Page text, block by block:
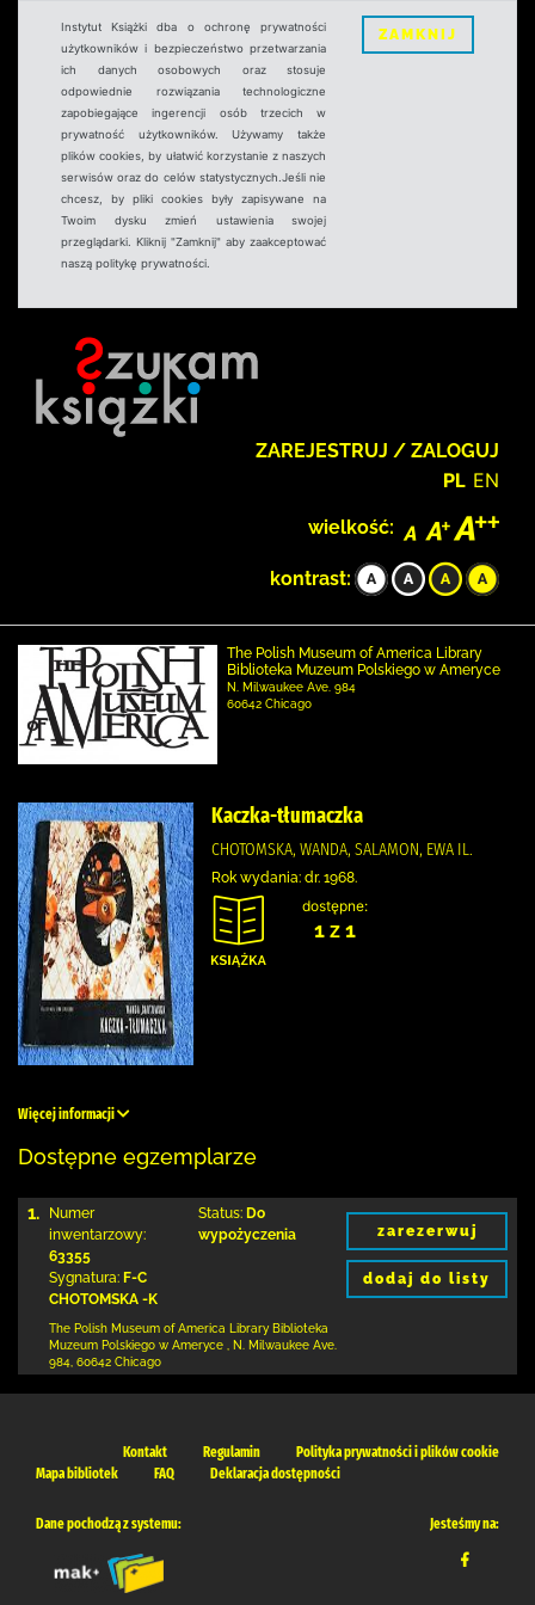
Instytut Książki dba o ochronę prywatności
użytkowników i bezpieczeństwo przetwarzania
ich danych osobowych oraz stosuje
odpowiednie rozwiązania technologiczne
zapobiegające ingerencji osób trzecich w
prywatność użytkowników. Używamy także
plików cookies, by ułatwić korzystanie z naszych
serwisów oraz do celów statystycznych.Jeśli nie
chcesz, by pliki cookies były zapisywane na
Twoim dysku zmień ustawienia swojej
przeglądarki. Kliknij "Zamknij" aby zaakceptować
naszą politykę prywatności.
ZAMKNIJ
ZAREJESTRUJ / ZALOGUJ
PL EN
wielkość:
kontrast:
The Polish Museum of America Library
Biblioteka Muzeum Polskiego w Ameryce
N. Milwaukee Ave. 984
60642 Chicago
Kaczka-tłumaczka
CHOTOMSKA, WANDA, SALAMON, EWA IL.
Rok wydania: dr. 1968.
dostępne:
1 z 1
Więcej informacji
Dostępne egzemplarze
1.
Numer
inwentarzowy:
63355
Sygnatura: F-C
CHOTOMSKA -K
Status: Do
wypożyczenia
The Polish Museum of America Library Biblioteka
Muzeum Polskiego w Ameryce
N. Milwaukee Ave.
984 60642 Chicago
zarezerwuj
dodaj do listy
Kontakt Regulamin
Polityka prywatności i plików cookie
Mapa bibliotek
FAQ Deklaracja dostępności
Dane pochodzą z systemu: Jesteśmy na: